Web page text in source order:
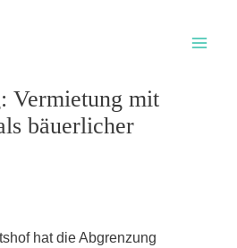
Vermietung mit
bäuerlicher
hat die Abgrenzung